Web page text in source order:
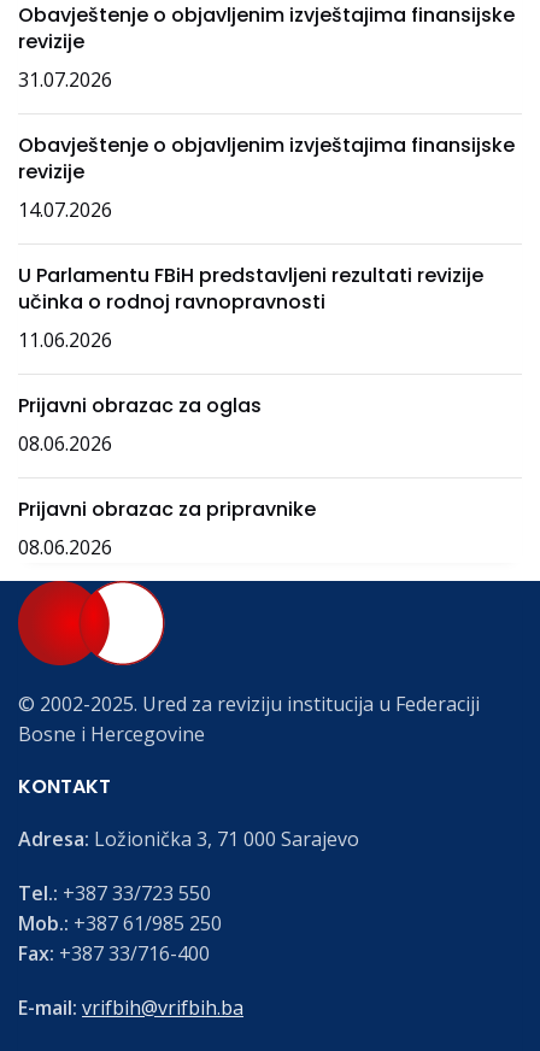
Obavještenje o objavljenim izvještajima finansijske
revizije
31.07.2026
Obavještenje o objavljenim izvještajima finansijske
revizije
14.07.2026
U Parlamentu FBiH predstavljeni rezultati revizije
učinka o rodnoj ravnopravnosti
11.06.2026
Prijavni obrazac za oglas
08.06.2026
Prijavni obrazac za pripravnike
08.06.2026
© 2002-2025. Ured za reviziju institucija u Federaciji
Bosne i Hercegovine
KONTAKT
Adresa: Ložionička 3, 71 000 Sarajevo
Tel.: +387 33/723 550
Mob.: +387 61/985 250
Fax: +387 33/716-400
E-mail: vrifbih@vrifbih.ba